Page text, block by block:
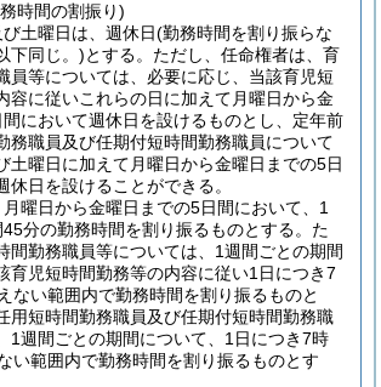
時間の割振り)
び土曜日は、週休日(勤務時間を割り振らな
下同じ。)とする。 ただし、任命権者は、育
員等については、必要に応じ、当該育児短
容に従いこれらの日に加えて月曜日から金
において週休日を設けるものとし、定年前
務職員及び任期付短時間勤務職員について
土曜日に加えて月曜日から金曜日までの5日
休日を設けることができる。
曜日から金曜日までの5日間において、1
分の勤務時間を割り振るものとする。 た
間勤務職員等については、1週間ごとの期間
育児短時間勤務等の内容に従い1日につき7
ない範囲内で勤務時間を割り振るものと
用短時間勤務職員及び任期付短時間勤務職
1週間ごとの期間について、1日につき7時
い範囲内で勤務時間を割り振るものとす